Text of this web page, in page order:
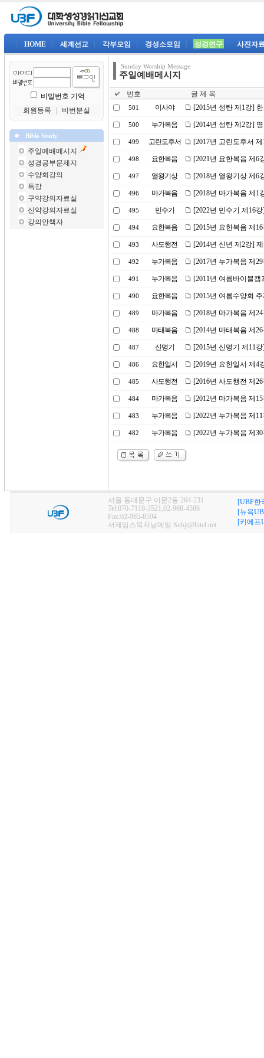
HOME 세계선교 각부모임 경성소모임 성경연구 사진자
비밀번호 기억
회원등록
비번분실
Bible Study
주일예배메시지
성경공부문제지
수양회강의
특강
구약강의자료실
신약강의자료실
강의안책자
Sunday Worship Message
주일예배메시지
번호 글 제 목
501 이사야 [2015년 성탄 제1강]
500 누가복음 [2014년 성탄 제2강]
499 고린도후서 [2017년 고린도후서
498 요한복음 [2021년 요한복음 제6
497 열왕기상 [2018년 열왕기상 제6
496 마가복음 [2018년 마가복음 제1
495 민수기 [2022년 민수기 제16
494 요한복음 [2015년 요한복음 제
493 사도행전 [2014년 신년 제2강]
492 누가복음 [2017년 누가복음 제
491 누가복음 [2011년 여름바이블
490 요한복음 [2015년 여름수양회
489 마가복음 [2018년 마가복음 제
488 마태복음 [2014년 마태복음 제
487 신명기 [2015년 신명기 제11
486 요한일서 [2019년 요한일서 제4
485 사도행전 [2016년 사도행전 제
484 마가복음 [2012년 마가복음 제
483 누가복음 [2022년 누가복음 제
482 누가복음 [2022년 누가복음 제
서울 동대문구 이문2동 264-231
Tel:070-7119-3521,02-968-4586
Fax:02-965-8594
서제임스목자님메일:Suhjt@hitel.net
[UBF한
[뉴욕
[키에프